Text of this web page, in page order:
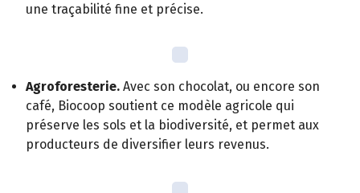
une traçabilité fine et précise.
Agroforesterie. Avec son chocolat, ou encore son
café, Biocoop soutient ce modèle agricole qui
préserve les sols et la biodiversité, et permet aux
producteurs de diversifier leurs revenus.